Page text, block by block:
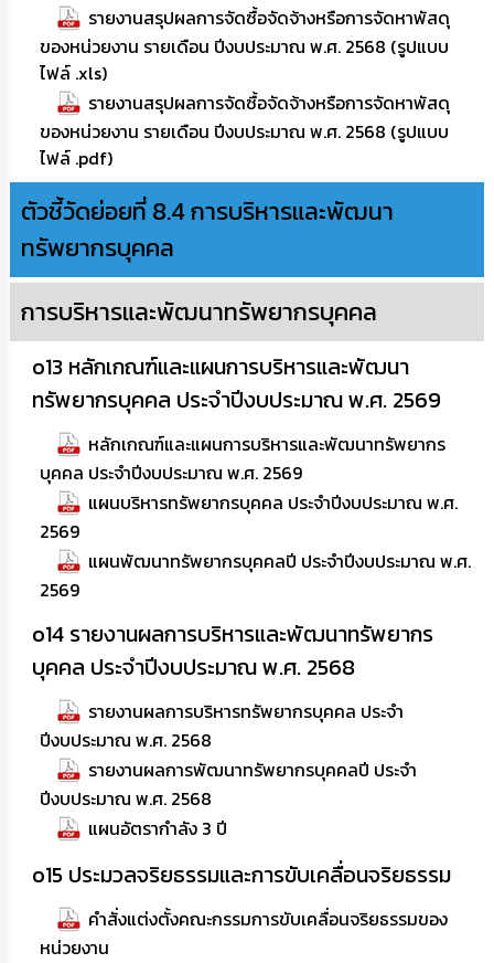
รายงานสรุปผลการจัดซื้อจัดจ้างหรือการจัดหาพัสดุ
ของหน่วยงาน รายเดือน ปีงบประมาณ พ.ศ. 2568 (รูปแบบ
ไฟล์ .xls)
รายงานสรุปผลการจัดซื้อจัดจ้างหรือการจัดหาพัสดุ
ของหน่วยงาน รายเดือน ปีงบประมาณ พ.ศ. 2568 (รูปแบบ
ไฟล์ .pdf)
ตัวชี้วัดย่อยที่ 8.4 การบริหารและพัฒนา
ทรัพยากรบุคคล
การบริหารและพัฒนาทรัพยากรบุคคล
o13 หลักเกณฑ์และแผนการบริหารและพัฒนา
ทรัพยากรบุคคล ประจำปีงบประมาณ พ.ศ. 2569
หลักเกณฑ์และแผนการบริหารและพัฒนาทรัพยากร
บุคคล ประจำปีงบประมาณ พ.ศ. 2569
แผนบริหารทรัพยากรบุคคล ประจำปีงบประมาณ พ.ศ.
2569
แผนพัฒนาทรัพยากรบุคคลปี ประจำปีงบประมาณ พ.ศ.
2569
o14 รายงานผลการบริหารและพัฒนาทรัพยากร
บุคคล ประจำปีงบประมาณ พ.ศ. 2568
รายงานผลการบริหารทรัพยากรบุคคล ประจำ
ปีงบประมาณ พ.ศ. 2568
รายงานผลการพัฒนาทรัพยากรบุคคลปี ประจำ
ปีงบประมาณ พ.ศ. 2568
แผนอัตรากำลัง 3 ปี
o15 ประมวลจริยธรรมและการขับเคลื่อนจริยธรรม
คำสั่งแต่งตั้งคณะกรรมการขับเคลื่อนจริยธรรมของ
หน่วยงาน